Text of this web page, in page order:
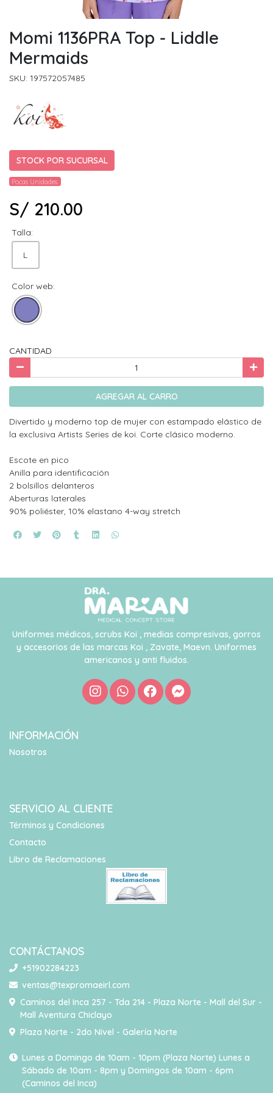
Momi 1136PRA Top - Liddle
Mermaids
SKU: 197572057485
STOCK POR SUCURSAL
Pocas Unidades.
S/ 210.00
Talla:
L
Color web:
CANTIDAD
AGREGAR AL CARRO
Divertido y moderno top de mujer con estampado elástico de
la exclusiva Artists Series de koi. Corte clásico moderno.
Escote en pico
Anilla para identificación
2 bolsillos delanteros
Aberturas laterales
90% poliéster, 10% elastano 4-way stretch
Uniformes médicos, scrubs Koi , medias compresivas, gorros
y accesorios de las marcas Koi , Zavate, Maevn. Uniformes
americanos y anti fluidos.
INFORMACIÓN
Nosotros
SERVICIO AL CLIENTE
Términos y Condiciones
Contacto
Libro de Reclamaciones
CONTÁCTANOS
+51902284223
ventas@texpromaeirl.com
Caminos del Inca 257 - Tda 214 - Plaza Norte - Mall del Sur -
Mall Aventura Chiclayo
Plaza Norte - 2do Nivel - Galería Norte
Lunes a Domingo de 10am - 10pm (Plaza Norte) Lunes a
Sábado de 10am - 8pm y Domingos de 10am - 6pm
(Caminos del Inca)